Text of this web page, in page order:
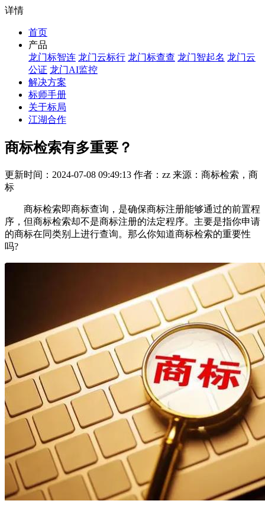
详情
首页
产品
龙门标智连 龙门云标行 龙门标查查 龙门智起名 龙门云
公证 龙门AI监控
解决方案
标师手册
关于标局
江湖合作
商标检索有多重要？
更新时间：2024-07-08 09:49:13 作者：zz 来源：商标检索，商
标
商标检索即商标查询，是确保商标注册能够通过的前置程
序，但商标检索却不是商标注册的法定程序。主要是指你申请
的商标在同类别上进行查询。那么你知道商标检索的重要性
吗?